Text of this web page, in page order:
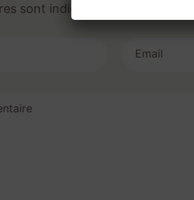
sont indiqués avec
Email